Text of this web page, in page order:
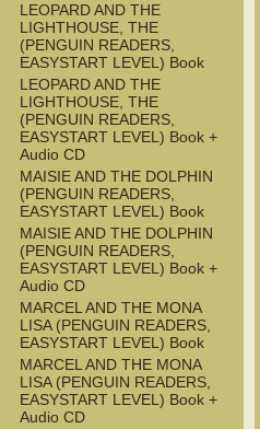
LEOPARD AND THE
LIGHTHOUSE, THE
(PENGUIN READERS,
EASYSTART LEVEL) Book
LEOPARD AND THE
LIGHTHOUSE, THE
(PENGUIN READERS,
EASYSTART LEVEL) Book +
Audio CD
MAISIE AND THE DOLPHIN
(PENGUIN READERS,
EASYSTART LEVEL) Book
MAISIE AND THE DOLPHIN
(PENGUIN READERS,
EASYSTART LEVEL) Book +
Audio CD
MARCEL AND THE MONA
LISA (PENGUIN READERS,
EASYSTART LEVEL) Book
MARCEL AND THE MONA
LISA (PENGUIN READERS,
EASYSTART LEVEL) Book +
Audio CD